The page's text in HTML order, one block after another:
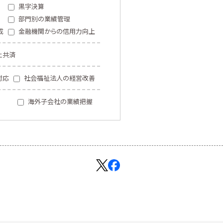
黒字決算
部門別の業績管理
金融機関からの信用力向上
共済
応 社会福祉法人の経営改善
海外子会社の業績把握